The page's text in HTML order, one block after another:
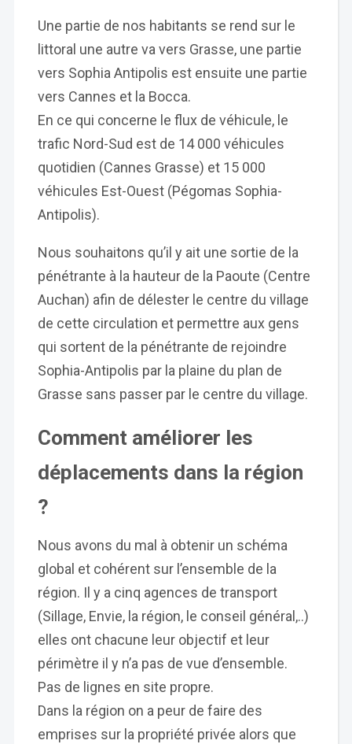
Une partie de nos habitants se rend sur le
littoral une autre va vers Grasse, une partie
vers Sophia Antipolis est ensuite une partie
vers Cannes et la Bocca.
En ce qui concerne le flux de véhicule, le
trafic Nord-Sud est de 14 000 véhicules
quotidien (Cannes Grasse) et 15 000
véhicules Est-Ouest (Pégomas Sophia-
Antipolis).
Nous souhaitons qu’il y ait une sortie de la
pénétrante à la hauteur de la Paoute (Centre
Auchan) afin de délester le centre du village
de cette circulation et permettre aux gens
qui sortent de la pénétrante de rejoindre
Sophia-Antipolis par la plaine du plan de
Grasse sans passer par le centre du village.
Comment améliorer les
déplacements dans la région
?
Nous avons du mal à obtenir un schéma
global et cohérent sur l’ensemble de la
région. Il y a cinq agences de transport
(Sillage, Envie, la région, le conseil général,..)
elles ont chacune leur objectif et leur
périmètre il y n’a pas de vue d’ensemble.
Pas de lignes en site propre.
Dans la région on a peur de faire des
emprises sur la propriété privée alors que